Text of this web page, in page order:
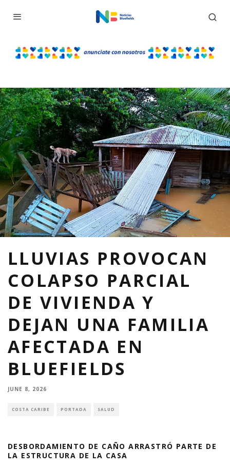
LLUVIAS PROVOCAN
COLAPSO PARCIAL
DE VIVIENDA Y
DEJAN UNA FAMILIA
AFECTADA EN
BLUEFIELDS
JUNE 8, 2026
COSTA CARIBE PORTADA SALUD
DESBORDAMIENTO DE CAÑO ARRASTRÓ PARTE DE
LA ESTRUCTURA DE LA CASA